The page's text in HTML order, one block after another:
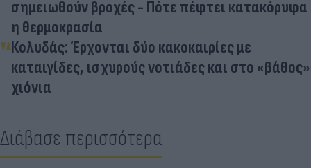
σημειωθούν βροχές - Πότε πέφτει κατακόρυφα
η θερμοκρασία
Κολυδάς: Έρχονται δύο κακοκαιρίες με
καταιγίδες, ισχυρούς νοτιάδες και στο «βάθος»
χιόνια
Διάβασε περισσότερα